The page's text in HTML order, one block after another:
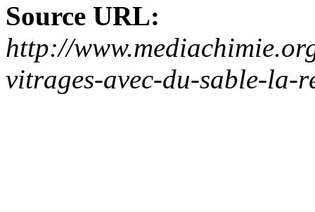
Source URL:
http://
vitrages-avec-du-sable-la-